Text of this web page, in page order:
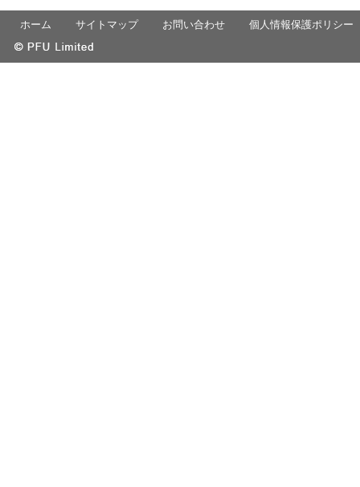
ホーム サイトマップ お問い合わせ 個人情報保護ポリシー